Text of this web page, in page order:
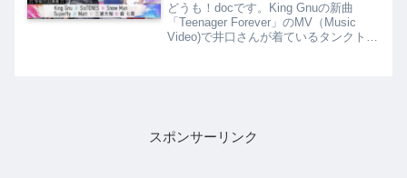
どうも！docです。King Gnuの新曲
「Teenager Forever」のMV（Music
Video)で井口さんが着ているタンクトッ
スポンサーリンク